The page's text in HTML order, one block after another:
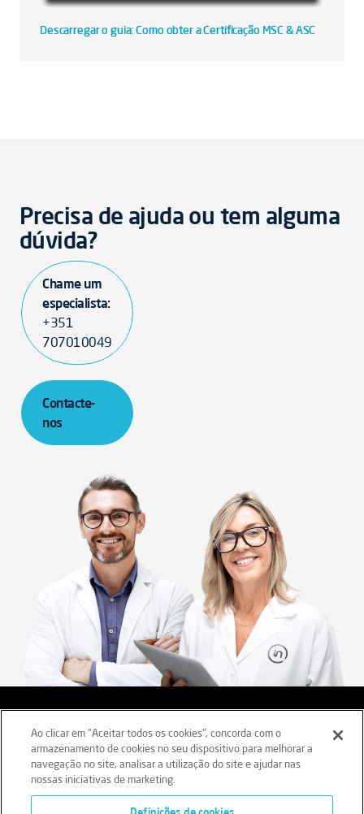
Descarregar o guia: Como obter a Certificação MSC & ASC
Precisa de ajuda ou tem alguma
dúvida?
Chame um
especialista:
+351
707010049
Contacte-
nos
Aviso legal
Termos e Condições
Política de Privacidade
Política de Cookies
Livro Reclamações
Ao clicar em "Aceitar todos os cookies", concorda com o
armazenamento de cookies no seu dispositivo para melhorar a
navegação no site, analisar a utilização do site e ajudar nas
nossas iniciativas de marketing.